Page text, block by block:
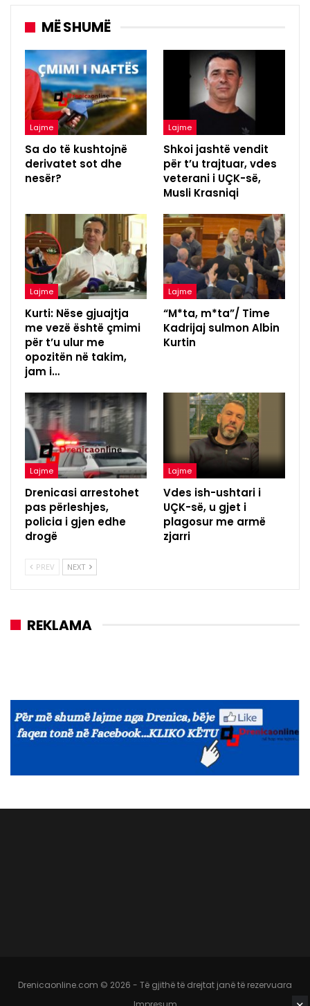
MË SHUMË
Lajme
Sa do të kushtojnë
derivatet sot dhe
nesër?
Lajme
Shkoi jashtë vendit
për t’u trajtuar, vdes
veterani i UÇK-së,
Musli Krasniqi
Lajme
Kurti: Nëse gjuajtja
me vezë është çmimi
për t’u ulur me
opozitën në takim,
jam i…
Lajme
“M*ta, m*ta”/ Time
Kadrijaj sulmon Albin
Kurtin
Lajme
Drenicasi arrestohet
pas përleshjes,
policia i gjen edhe
drogë
Lajme
Vdes ish-ushtari i
UÇK-së, u gjet i
plagosur me armë
zjarri
PREV NEXT
REKLAMA
Drenicaonline.com © 2026 - Të gjithë të drejtat janë të rezervuara